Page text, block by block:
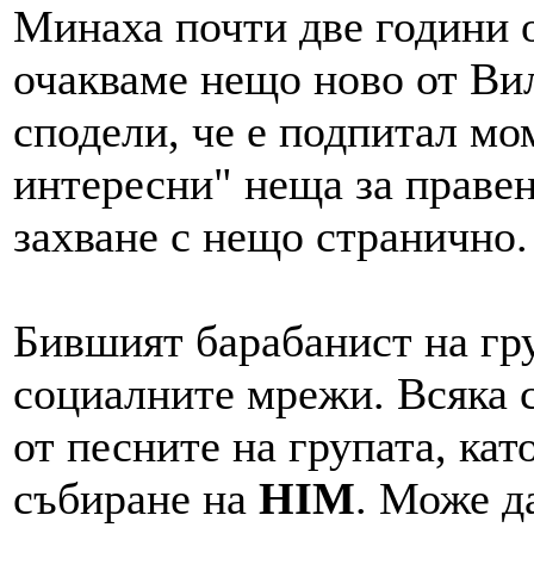
Минаха почти две години
очакваме нещо ново от
сподели, че е подпитал
интересни" неща за
захване с нещо странично.
Бившият барабанист на
социалните мрежи. Всяка
от песните на групата,
събиране на HIM. Може